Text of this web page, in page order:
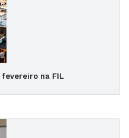
fevereiro na FIL